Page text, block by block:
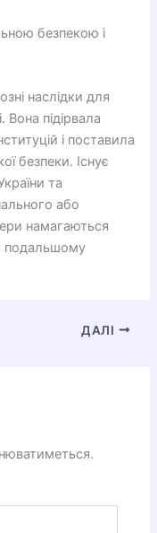
безпекою і
наслідки для
Вона підірвала
і поставила
безпеки. Існує
та
або
намагаються
подальшому
ДАЛІ